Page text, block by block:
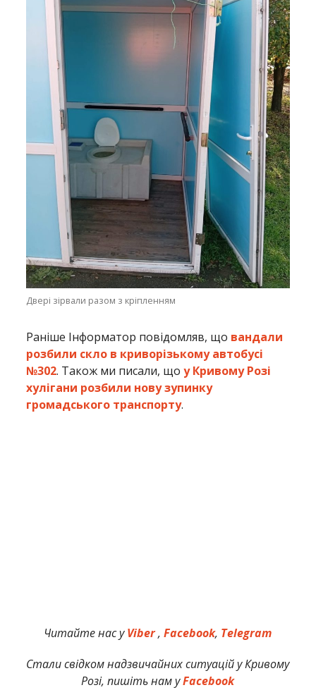
Двері зірвали разом з кріпленням
Раніше Інформатор повідомляв, що вандали
розбили скло в криворізькому автобусі
№302. Також ми писали, щоу Кривому Розі
хулігани розбили нову зупинку
громадського транспорту.
Читайте нас уViber,Facebook, Telegram
Стали свідком надзвичайних ситуацій у Кривому
Розі, пишіть нам уFacebook